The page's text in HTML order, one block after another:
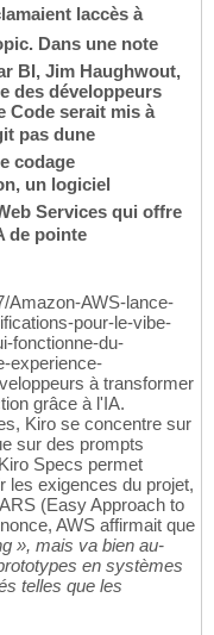
laccès à
Dans une note
BI, Jim Haughwout,
des développeurs
Code serait mis à
pas dune
codage
un logiciel
Services qui offre
de pointe
Amazon-AWS-lance-
pour-le-vibe-
fonctionne-du-
experience-
à transformer
grâce à l'IA.
Kiro se concentre sur
sur des prompts
Specs permet
les exigences du projet,
(Easy Approach to
AWS affirmait que
», mais va bien au-
en systèmes
telles que les